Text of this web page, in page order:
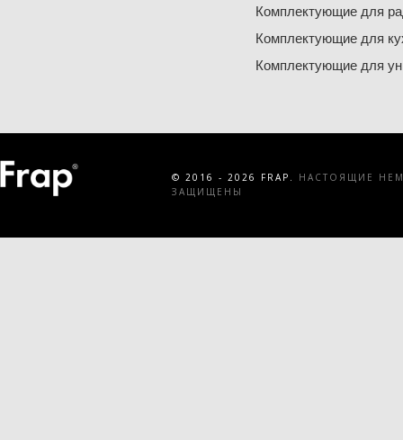
Комплектующие для
Комплектующие для
Комплектующие для
© 2016 - 2026 FRAP.
НАСТОЯЩИЕ
ЗАЩИЩЕНЫ